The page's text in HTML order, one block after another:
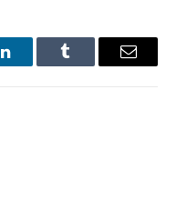
LinkedInTumblr Email